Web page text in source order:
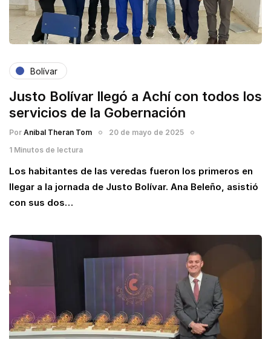
Bolívar
Justo Bolívar llegó a Achí con todos los
servicios de la Gobernación
Por Anibal Theran Tom
20 de mayo de 2025
1 Minutos de lectura
Los habitantes de las veredas fueron los primeros en
llegar a la jornada de Justo Bolívar. Ana Beleño, asistió
con sus dos…